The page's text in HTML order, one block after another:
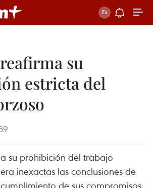
su
estricta del
su prohibición del trabajo
inexactas las conclusiones de
de sus compromisos